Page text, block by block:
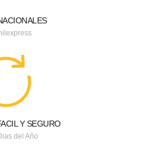
Y SEGURO
del Año